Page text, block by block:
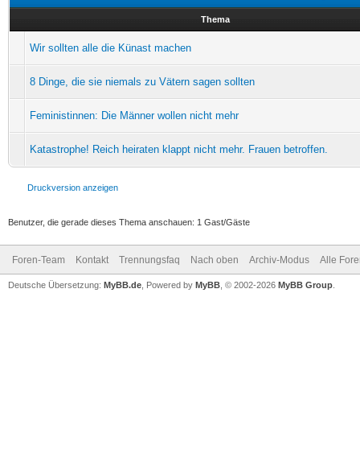
Thema
Wir sollten alle die Künast machen
8 Dinge, die sie niemals zu Vätern sagen sollten
Feministinnen: Die Männer wollen nicht mehr
Katastrophe! Reich heiraten klappt nicht mehr. Frauen betroffen.
Druckversion anzeigen
Benutzer, die gerade dieses Thema anschauen: 1 Gast/Gäste
Foren-Team Kontakt Trennungsfaq Nach oben Archiv-Modus Alle
Deutsche Übersetzung: MyBB.de , Powered by MyBB , © 2002-2026 MyBB Group